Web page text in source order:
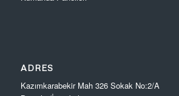
ADRES
Kazımkarabekir Mah 326 Sokak No:2/A